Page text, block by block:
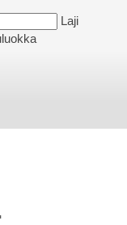
Laji